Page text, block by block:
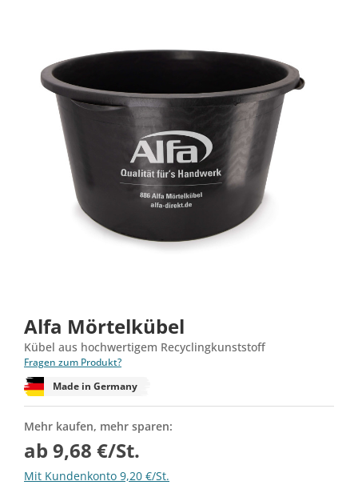
Alfa Mörtelkübel
Kübel aus hochwertigem Recyclingkunststoff
Fragen zum Produkt?
Made in Germany
Mehr kaufen, mehr sparen:
ab 9,68 €/St.
Mit Kundenkonto 9,20 €/St.